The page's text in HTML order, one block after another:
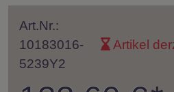
Art.Nr.:
10183016-
5239Y2
Artikel